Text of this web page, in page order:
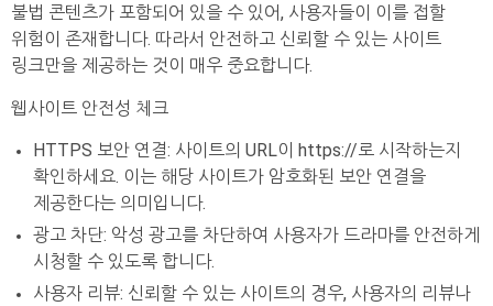
불법 콘텐츠가 포함되어 있을 수 있어, 사용자들이 이를 접할
위험이 존재합니다. 따라서 안전하고 신뢰할 수 있는 사이트
링크만을 제공하는 것이 매우 중요합니다.
웹사이트 안전성 체크
HTTPS 보안 연결: 사이트의 URL이 https://로 시작하는지
확인하세요. 이는 해당 사이트가 암호화된 보안 연결을
제공한다는 의미입니다.
광고 차단: 악성 광고를 차단하여 사용자가 드라마를 안전하게
시청할 수 있도록 합니다.
사용자 리뷰: 신뢰할 수 있는 사이트의 경우, 사용자의 리뷰나